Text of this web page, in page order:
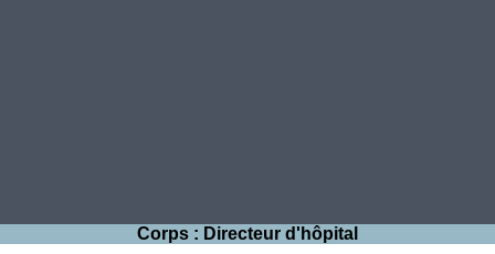
Corps : Directeur d'hôpital